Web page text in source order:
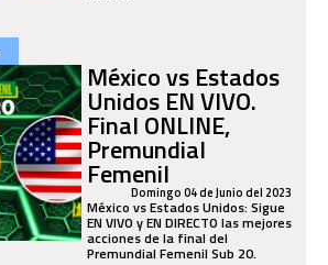
México vs Estados
Unidos EN VIVO.
Final ONLINE,
Premundial
FemenilDomingo 04 de Junio del 2023
México vs Estados Unidos: Sigue
EN VIVO y EN DIRECTO las mejores
acciones de la final del
Premundial Femenil Sub 20.